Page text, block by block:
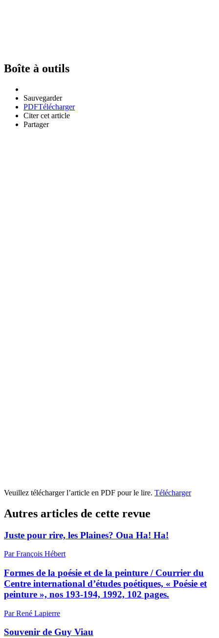
Boîte à outils
Sauvegarder
PDFTélécharger
Citer cet article
Partager
Veuillez télécharger l’article en PDF pour le lire. Télécharger
Autres articles de cette revue
Juste pour rire, les Plaines? Oua Ha! Ha!
Par François Hébert
Formes de la poésie et de la peinture / Courrier du
Centre international d’études poétiques, « Poésie et
peinture », nos 193-194, 1992, 102 pages.
Par René Lapierre
Souvenir de Guy Viau